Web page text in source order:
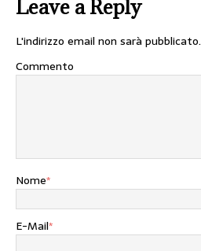
Leave a Reply
L'indirizzo email non sarà pubblicato.
Commento
Nome*
E-Mail*